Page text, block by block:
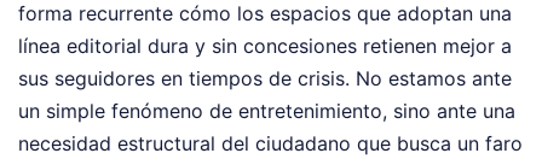
forma recurrente cómo los espacios que adoptan una
línea editorial dura y sin concesiones retienen mejor a
sus seguidores en tiempos de crisis. No estamos ante
un simple fenómeno de entretenimiento, sino ante una
necesidad estructural del ciudadano que busca un faro